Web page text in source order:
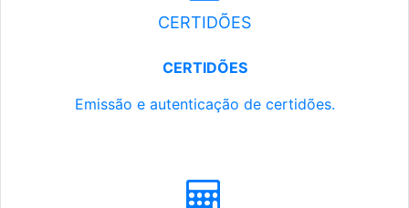
CERTIDÕES
CERTIDÕES
Emissão e autenticação de certidões.